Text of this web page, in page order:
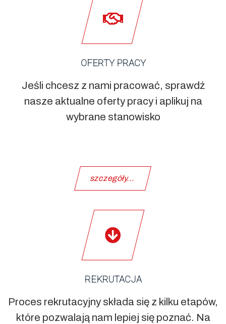
OFERTY PRACY
Jeśli chcesz z nami pracować, sprawdź
nasze aktualne oferty pracy i aplikuj na
wybrane stanowisko
szczegóły...
REKRUTACJA
Proces rekrutacyjny składa się z kilku etapów,
które pozwalają nam lepiej się poznać. Na